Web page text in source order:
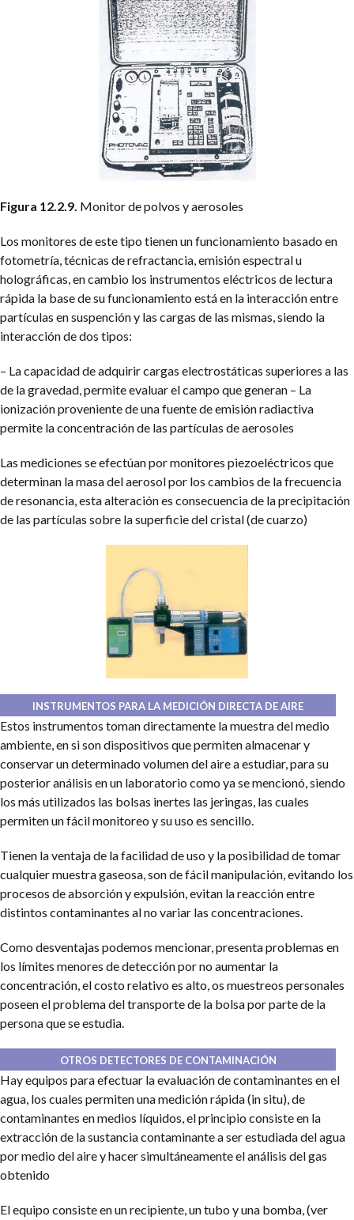
Figura 12.2.9. Monitor de polvos y aerosoles
Los monitores de este tipo tienen un funcionamiento basado en
fotometría, técnicas de refractancia, emisión espectral u
holográficas, en cambio los instrumentos eléctricos de lectura
rápida la base de su funcionamiento está en la interacción entre
partículas en suspención y las cargas de las mismas, siendo la
interacción de dos tipos:
– La capacidad de adquirir cargas electrostáticas superiores a las
de la gravedad, permite evaluar el campo que generan – La
ionización proveniente de una fuente de emisión radiactiva
permite la concentración de las partículas de aerosoles
Las mediciones se efectúan por monitores piezoeléctricos que
determinan la masa del aerosol por los cambios de la frecuencia
de resonancia, esta alteración es consecuencia de la precipitación
de las partículas sobre la superficie del cristal (de cuarzo)
INSTRUMENTOS PARA LA MEDICIÓN DIRECTA DE AIRE
Estos instrumentos toman directamente la muestra del medio
ambiente, en si son dispositivos que permiten almacenar y
conservar un determinado volumen del aire a estudiar, para su
posterior análisis en un laboratorio como ya se mencionó, siendo
los más utilizados las bolsas inertes las jeringas, las cuales
permiten un fácil monitoreo y su uso es sencillo.
Tienen la ventaja de la facilidad de uso y la posibilidad de tomar
cualquier muestra gaseosa, son de fácil manipulación, evitando los
procesos de absorción y expulsión, evitan la reacción entre
distintos contaminantes al no variar las concentraciones.
Como desventajas podemos mencionar, presenta problemas en
los límites menores de detección por no aumentar la
concentración, el costo relativo es alto, os muestreos personales
poseen el problema del transporte de la bolsa por parte de la
persona que se estudia.
OTROS DETECTORES DE CONTAMINACIÓN
Hay equipos para efectuar la evaluación de contaminantes en el
agua, los cuales permiten una medición rápida (in situ), de
contaminantes en medios líquidos, el principio consiste en la
extracción de la sustancia contaminante a ser estudiada del agua
por medio del aire y hacer simultáneamente el análisis del gas
obtenido
El equipo consiste en un recipiente, un tubo y una bomba, (ver